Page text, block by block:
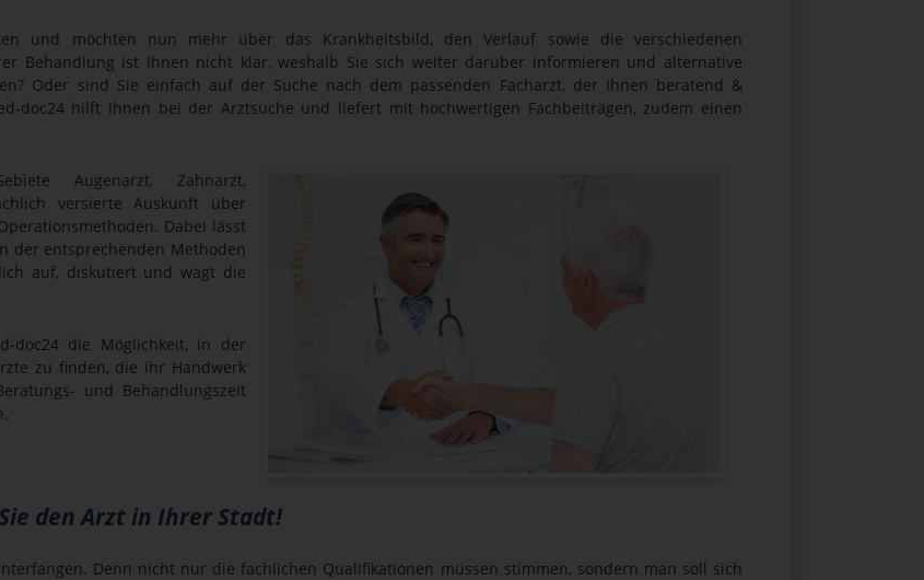
und möchten nun mehr über das Krankheitsbild, den Verlauf sowie die verschiedenen
Behandlung ist Ihnen nicht klar, weshalb Sie sich weiter darüber informieren und alternative
Oder sind Sie einfach auf der Suche nach dem passenden Facharzt, der Ihnen beratend &
doc24 hilft Ihnen bei der Arztsuche und liefert mit hochwertigen Fachbeiträgen, zudem einen
Augenarzt, Zahnarzt,
versierte Auskunft über
Dabei lässt
der entsprechenden Methoden
auf, diskutiert und wägt die
doc24 die Möglichkeit, in der
zu finden, die ihr Handwerk
und Behandlungszeit
den Arzt in Ihrer Stadt!
Denn nicht nur die fachlichen Qualifikationen müssen stimmen, sondern man soll sich